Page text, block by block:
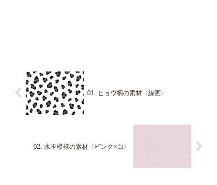
01. ヒョウ柄の素材〈線画〉
02. 水玉模様の素材〈ピンク×白〉